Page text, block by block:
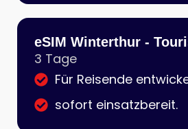
eSIM Winterthur -
3 Tage
Für Reisende
sofort einsatzbereit.